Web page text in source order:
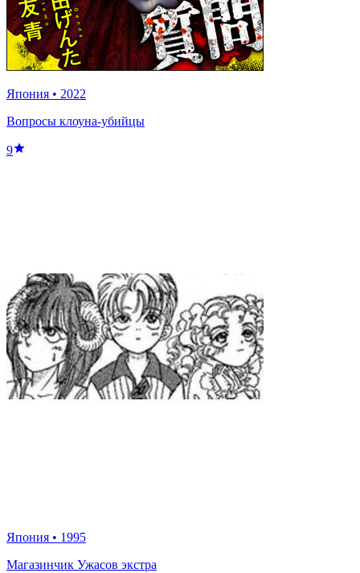
Япония • 2022
Вопросы клоуна-убийцы
9
Япония • 1995
Магазинчик Ужасов экстра